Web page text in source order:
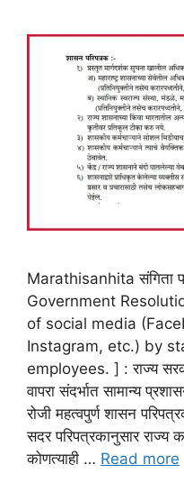
Marathisanhita संगिता
Government
of social media
Instagram, etc.) by
employees. ] : राज्य
वापरा संदर्भात सामान्य
रोजी महत्वपुर्ण शासन
सदर परिपत्रकानुसार राज्य
कोणत्याही … Read more